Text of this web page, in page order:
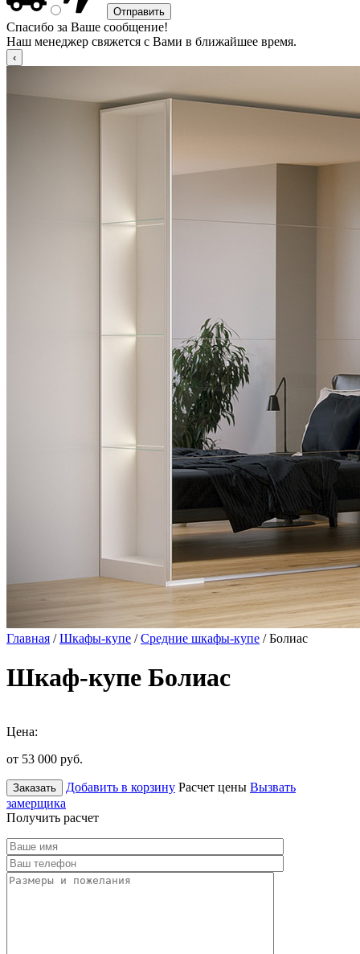
Спасибо за Ваше сообщение!
Наш менеджер свяжется с Вами в ближайшее время.
Главная /Шкафы-купе /Средние шкафы-купе / Болиас
Шкаф-купе Болиас
Цена:
от 53 000 руб.
Заказать Добавить в корзину Расчет цены Вызвать
замерщика
Получить расчет